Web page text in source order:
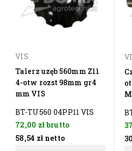
VIS
Talerz uzęb 560mm Z11
4-otw rozst 98mm gr4
mm VIS
BT-TU560 04PP11 VIS
72,00 złbrutto
58,54 zł netto